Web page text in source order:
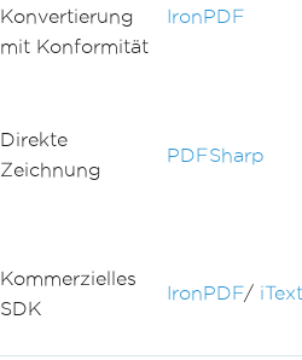
Konvertierung
mit Konformität
IronPDF
Direkte
Zeichnung
PDFSharp
Kommerzielles
SDK
IronPDF/ iText